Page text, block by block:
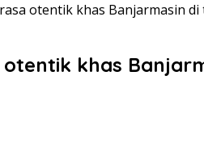
otentik khas Banjarmasin
khas